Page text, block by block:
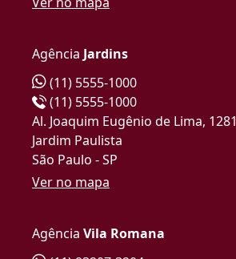
Agência Jardins
(11) 5555-1000
(11) 5555-1000
Al. Joaquim Eugênio de Lima, 1281
Jardim Paulista
São Paulo - SP
Ver no mapa
Agência Vila Romana